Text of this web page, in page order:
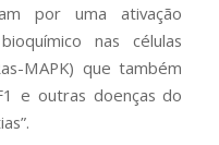
por uma ativação
nas células
MAPK) que também
e outras doenças do